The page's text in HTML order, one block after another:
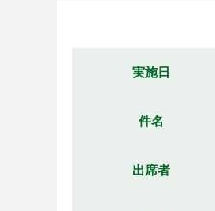
実施日
件名
出席者